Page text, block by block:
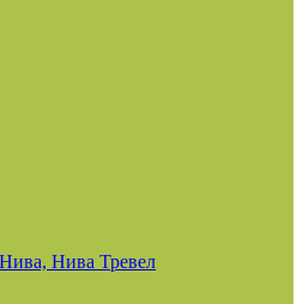
Нива Тревел